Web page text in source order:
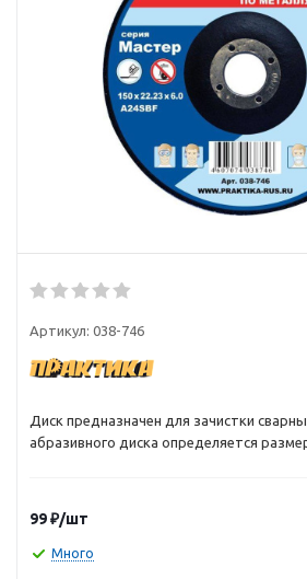
Артикул: 038-746
Диск предназначен для зачистки
абразивного диска определяется
получить невысокую стоимость реза.
(например A30SBF) характеризует
99₽/шт
Много